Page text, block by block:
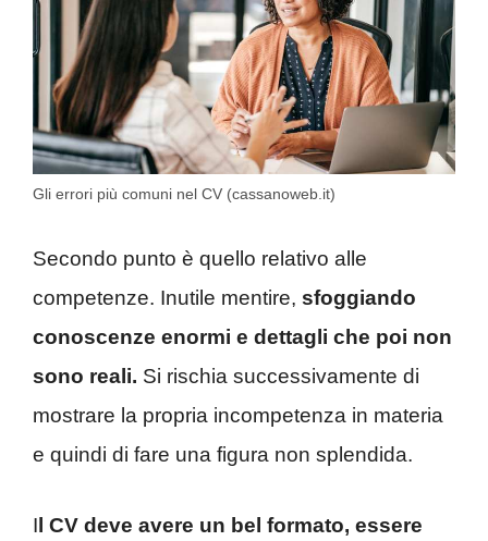
Gli errori più comuni nel CV (cassanoweb.it)
Secondo punto è quello relativo alle
competenze. Inutile mentire, sfoggiando
conoscenze enormi e dettagli che poi non
sono reali. Si rischia successivamente di
mostrare la propria incompetenza in materia
e quindi di fare una figura non splendida.
I l CV deve avere un bel formato, essere